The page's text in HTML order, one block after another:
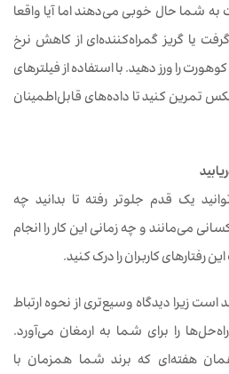
شما حال خوبی می‌دهند اما آیا واقعا
یا گریز گمراه‌کننده‌ای از کاهش نرخ
را ورز دهید. با استفاده از فیلترهای
تمرین کنید تا داده‌های قابل‌اطمینان
یک قدم جلوتر رفته تا بدانید چه
می‌مانند و چه زمانی این کار را انجام
رفتارهای کاربران را درک کنید.
زیرا دیدگاه وسیع‌تری از نحوه ارتباط
را برای شما به ارمغان می‌آورد.
همان هفته‌ای که برند شما همزمان با